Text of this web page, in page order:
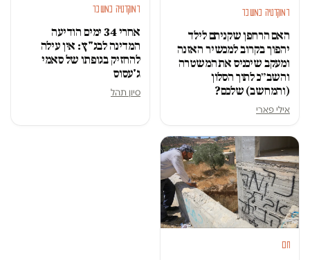
דמוקרטיה במשבר
האם הרחפן שקניתם לילד
יהפוך בקרוב למכשיר האזנה
ומעקב שיכניס את המשטרה
והשב״כ לתוך הסלון
(והמחשב) שלכם?
אילי פארי
דמוקרטיה במשבר
אחרי 34 ימים הודיעה
המדינה לבג"ץ: אין עילה
להחזיק בגופתו של סאמי
ג'עסוס
סיון תהל
חם